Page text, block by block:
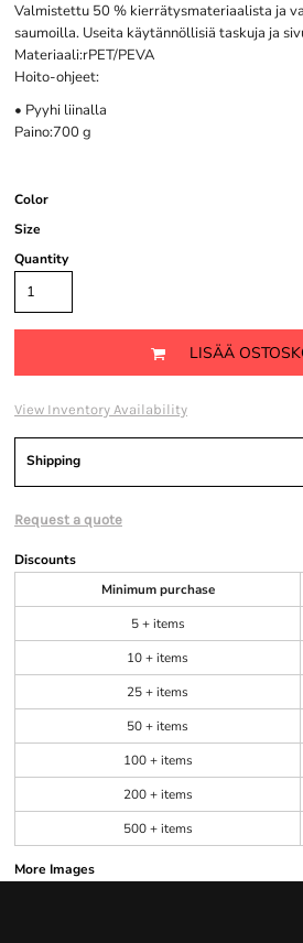
Valmistettu 50 % kierrätysmateriaalista ja
saumoilla. Useita käytännöllisiä taskuja ja
Materiaali:rPET/PEVA
Hoito-ohjeet:
• Pyyhi liinalla
Paino:700 g
Color
Size
Quantity
LISÄÄ
View Inventory Availability
Shipping
Request a quote
Discounts
Minimum purchase
5 + items
10 + items
25 + items
50 + items
100 + items
200 + items
500 + items
More Images